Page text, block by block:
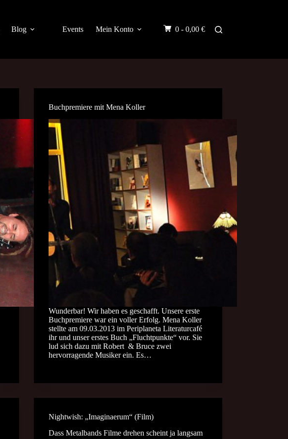
Blog Events Mein Konto 0 - 0,00 €
Buchpremiere mit Mena Koller
Wunderbar! Wir haben es geschafft. Unsere erste
Buchpremiere war ein voller Erfolg. Mena Koller
stellte am 09.03.2013 im Periplaneta Literaturcafé
ihr und unser erstes Buch „Fluchtpunkte“ vor. Sie
lud sich dazu mit Robert & Bruce zwei
hervorragende Musiker ein. Es…
Nightwish: „Imaginaerum“ (Film)
Dass Metalbands Filme drehen scheint ja langsam